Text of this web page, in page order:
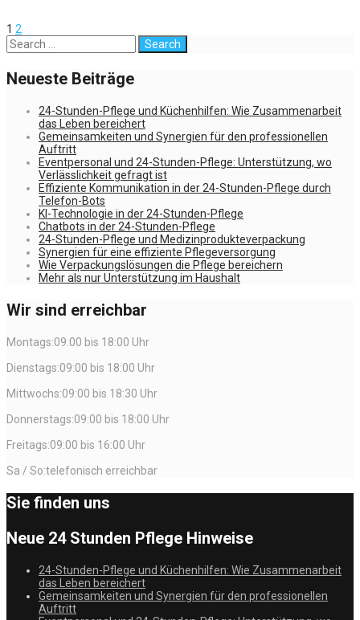
1 2
Neueste Beiträge
24-Stunden-Pflege und Küchenhilfen: Wie Zusammenarbeit
das Leben bereichert
Gemeinsamkeiten und Synergien für den professionellen
Auftritt
Eventpersonal und 24-Stunden-Pflege: Unterstützung, wo
Verlässlichkeit gefragt ist
Effiziente Kommunikation in der 24-Stunden-Pflege durch
Telefon-Bots
KI-Technologie in der 24-Stunden-Pflege
Chatbots in der 24-Stunden-Pflege
24-Stunden-Pflege und Medizinprodukteverpackung
Synergien für eine effiziente Pflegeversorgung
Wie Verpackungslösungen die Pflege bereichern
Mehr als nur Unterstützung im Haushalt
Wir sind erreichbar
Montags:09:00 bis 18:00 Uhr
Dienstags:09:00 bis 18:00 Uhr
Mittwochs:09:00 bis 18:30 Uhr
Donnerstags:09:00 bis 18:00 Uhr
Freitags:09:00 bis 16:00 Uhr
Sa / So:telefonisch erreichbar
Sie finden uns
Neue 24 Stunden Pflege Hinweise
24-Stunden-Pflege und Küchenhilfen: Wie Zusammenarbeit
das Leben bereichert
Gemeinsamkeiten und Synergien für den professionellen
Auftritt